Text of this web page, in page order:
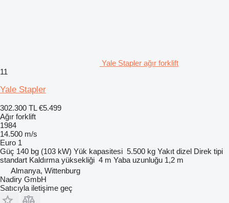
Yale Stapler ağır forklift
11
Yale Stapler
302.300 TL €5.499
Ağır forklift
1984
14.500 m/s
Euro 1
Güç 140 bg (103 kW) Yük kapasitesi 5.500 kg Yakıt dizel Direk tipi
standart Kaldırma yüksekliği 4 m Yaba uzunluğu 1,2 m
Almanya, Wittenburg
Nadiry GmbH
Satıcıyla iletişime geç